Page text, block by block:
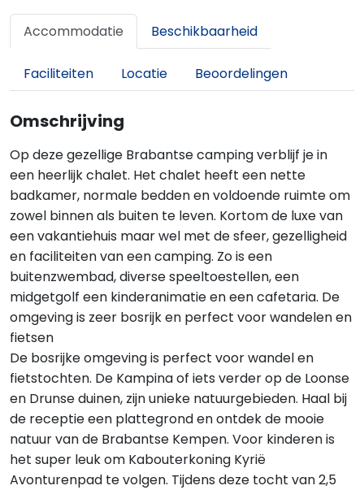
Accommodatie Beschikbaarheid
Faciliteiten Locatie Beoordelingen
Omschrijving
Op deze gezellige Brabantse camping verblijf je in
een heerlijk chalet. Het chalet heeft een nette
badkamer, normale bedden en voldoende ruimte om
zowel binnen als buiten te leven. Kortom de luxe van
een vakantiehuis maar wel met de sfeer, gezelligheid
en faciliteiten van een camping. Zo is een
buitenzwembad, diverse speeltoestellen, een
midgetgolf een kinderanimatie en een cafetaria. De
omgeving is zeer bosrijk en perfect voor wandelen en
fietsen
De bosrijke omgeving is perfect voor wandel en
fietstochten. De Kampina of iets verder op de Loonse
en Drunse duinen, zijn unieke natuurgebieden. Haal bij
de receptie een plattegrond en ontdek de mooie
natuur van de Brabantse Kempen. Voor kinderen is
het super leuk om Kabouterkoning Kyrië
Avonturenpad te volgen. Tijdens deze tocht van 2,5